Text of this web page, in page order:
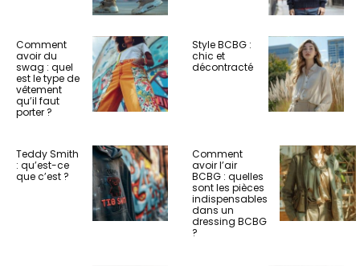
Comment
avoir du
swag : quel
est le type de
vêtement
qu’il faut
porter ?
Style BCBG :
chic et
décontracté
Teddy Smith
: qu’est-ce
que c’est ?
Comment
avoir l’air
BCBG : quelles
sont les pièces
indispensables
dans un
dressing BCBG
?